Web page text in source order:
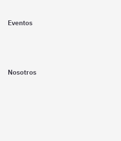
Eventos
Nosotros